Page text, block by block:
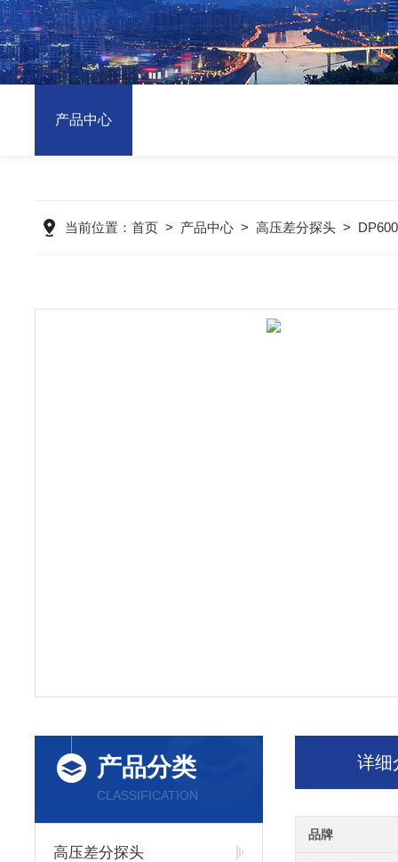
产品中心
当前位置： 首页 > 产品中心 > 高压差分探头 >
产品分类
CLASSIFICATION
高压差分探头
详细
品牌